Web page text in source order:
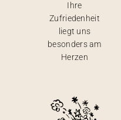
Ihre
Zufriedenheit
liegt uns
besonders am
Herzen